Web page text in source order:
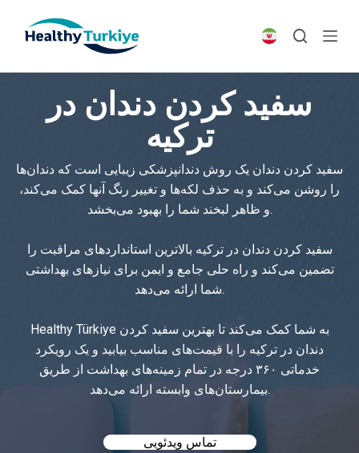
p
n
سفید کردن دندان در
ترکیه
سفید کردن دندان یک روش دندانپزشکی زیبایی است که دندان‌ها
را روشن می‌کند و به حذف لکه‌ها و تغییر رنگ آنها کمک می‌کند،
و ظاهر لبخند شما را بهبود می‌بخشد.
سفید کردن دندان در ترکیه بالاترین استانداردهای مراقبت را
تضمین می‌کند و راه حلی جامع و ایمن برای نیازهای بهداشتی
شما ارائه می‌دهد.
Healthy Türkiye به شما کمک می‌کند تا بهترین سفید کردن
دندان در ترکیه را با قیمت‌های مناسب بیابید و یک رویکرد
خدماتی ۳۶۰ درجه در تمام زمینه‌های بهداشت از طریق
بیمارستان‌های وابسته ارائه می‌دهد.
تماس ویدئویی